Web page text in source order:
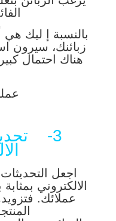
بالنسبة إ ليك
زبائنك، سيرون
هناك احتمال
3-
اجعل
الالكتروني
عملائك.